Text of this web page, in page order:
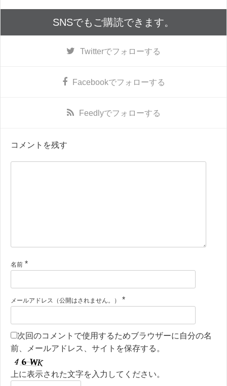
SNSでもご購読できます。
Twitterでフォローする
Facebookでフォローする
Feedlyでフォローする
コメントを残す
名前 *
メールアドレス（公開はされません。） *
次回のコメントで使用するためブラウザーに自分の名
前、メールアドレス、サイトを保存する。
上に表示された文字を入力してください。